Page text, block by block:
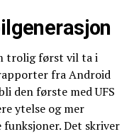
trolig først vil ta i
fra Android
den første med UFS
ytelse og mer
Det skriver